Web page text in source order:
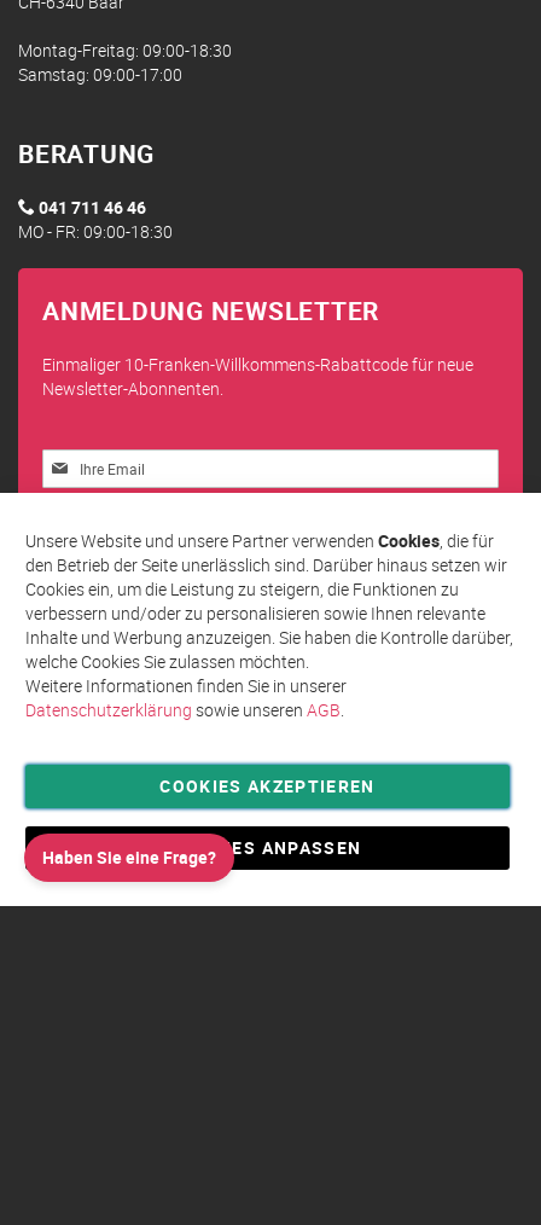
Montag-Freitag: 09:00-18:30
Samstag: 09:00-17:00
BERATUNG
041 711 46 46
MO - FR: 09:00-18:30
ANMELDUNG NEWSLETTER
Einmaliger 10-Franken-Willkommens-Rabattcode für neue
Newsletter-Abonnenten.
Melden
Sie
unseren
Newsletter
an:
Abonnieren
Privatsphäre und Datenschutz
Allgemeine Geschäftsbedingungen AGB
Impressum
Haben Sie eine Frage?
Unsere Website und unsere Partner verwenden Cookies, die für
den Betrieb der Seite unerlässlich sind. Darüber hinaus setzen wir
Cookies ein, um die Leistung zu steigern, die Funktionen zu
verbessern und/oder zu personalisieren sowie Ihnen relevante
Inhalte und Werbung anzuzeigen. Sie haben die Kontrolle darüber,
welche Cookies Sie zulassen möchten.
Weitere Informationen finden Sie in unserer
Datenschutzerklärung sowie unseren AGB.
COOKIES AKZEPTIEREN
COOKIES ANPASSEN